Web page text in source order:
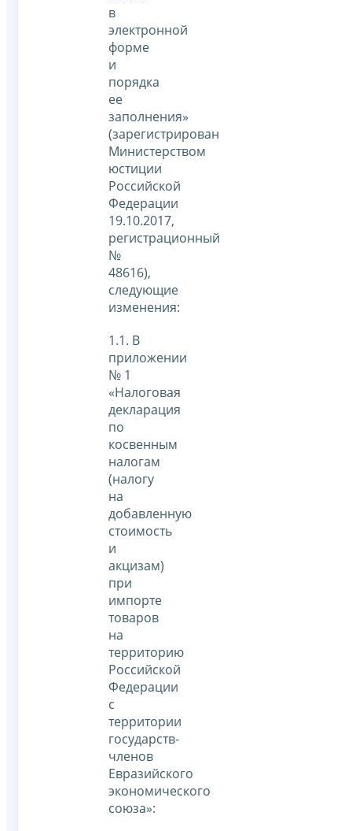
в
электронной
форме
и
порядка
ее
заполнения»
(зарегистрирован
Министерством
юстиции
Российской
Федерации
19.10.2017,
регистрационный
№
48616),
следующие
изменения:
1.1. В
приложении
№ 1
«Налоговая
декларация
по
косвенным
налогам
(налогу
на
добавленную
стоимость
и
акцизам)
при
импорте
товаров
на
территорию
Российской
Федерации
с
территории
государств-
членов
Евразийского
экономического
союза»: